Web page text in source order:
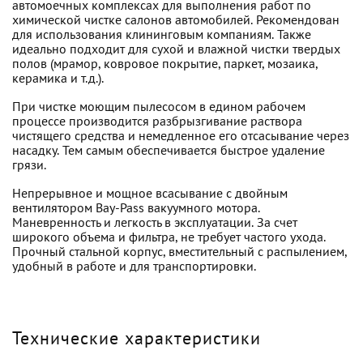
автомоечных комплексах для выполнения работ по
химической чистке салонов автомобилей. Рекомендован
для использования клининговым компаниям. Также
идеально подходит для сухой и влажной чистки твердых
полов (мрамор, ковровое покрытие, паркет, мозаика,
керамика и т.д.).
При чистке моющим пылесосом в едином рабочем
процессе производится разбрызгивание раствора
чистящего средства и немедленное его отсасывание через
насадку. Тем самым обеспечивается быстрое удаление
грязи.
Непрерывное и мощное всасывание с двойным
вентилятором Bay-Pass вакуумного мотора.
Маневренность и легкость в эксплуатации. За счет
широкого объема и фильтра, не требует частого ухода.
Прочный стальной корпус, вместительный с распылением,
удобный в работе и для транспортировки.
Технические характеристики